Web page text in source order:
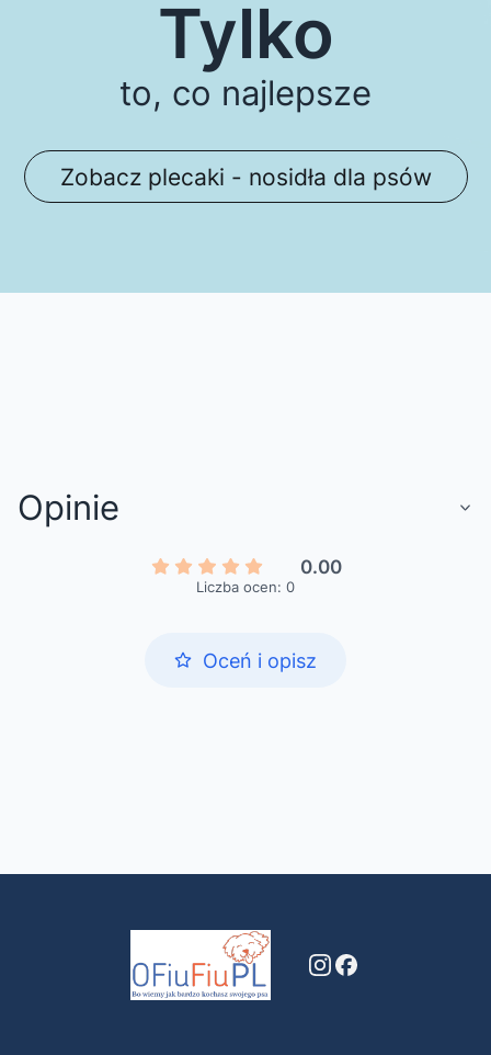
Tylko
to, co najlepsze
Zobacz plecaki - nosidła dla psów
Opinie
0.00
Liczba ocen: 0
Oceń i opisz